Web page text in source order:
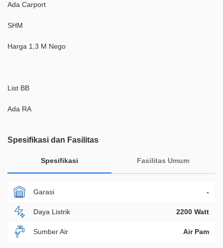
Ada Carport
SHM
Harga 1,3 M Nego
List BB
Ada RA
Spesifikasi dan Fasilitas
Spesifikasi Fasilitas Umum
Garasi -
Daya Listrik 2200 Watt
Sumber Air Air Pam